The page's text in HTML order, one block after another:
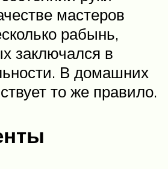
мастеров
рабынь,
заключался в
В домашних
то же правило.